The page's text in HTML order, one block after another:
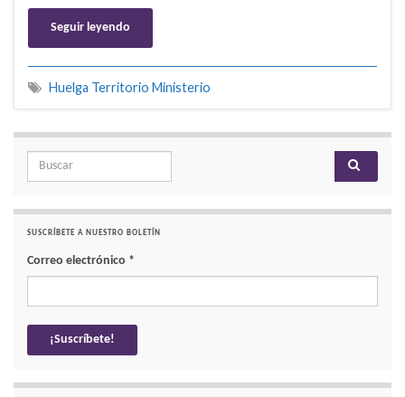
Seguir leyendo
Huelga Territorio Ministerio
Search for:
SUSCRÍBETE A NUESTRO BOLETÍN
Correo electrónico *